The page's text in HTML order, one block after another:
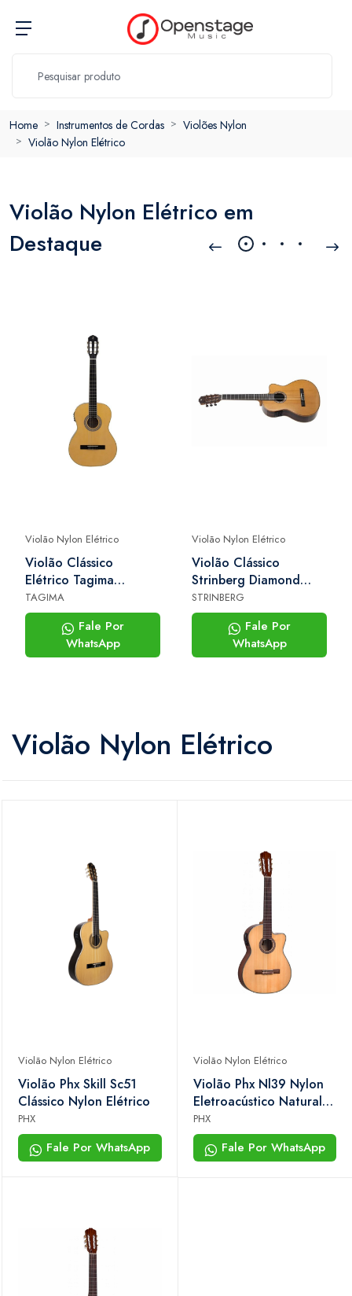
Home Instrumentos de Cordas
Violões Nylon
Violão Nylon Elétrico
Violão Nylon Elétrico em
Destaque
Violão Nylon Elétrico
Violão Clássico
Elétrico Tagima
Santiago Ntabs
TAGIMA
Fale Por
WhatsApp
Violão Nylon Elétrico
Violão Clássico
Strinberg Diamond
Dc6sc rt n
STRINBERG
Fale Por
WhatsApp
Violão Nylon Elétrico
Violão Nylon Elétrico
Violão Phx Skill Sc51
Clássico Nylon Elétrico
PHX
Fale Por WhatsApp
Violão Nylon Elétrico
Violão Phx Nl39 Nylon
Eletroacústico Natural
Brilhante
PHX
Fale Por WhatsApp